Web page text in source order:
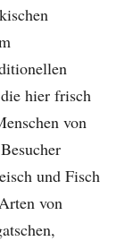
hier frisch
von
und Fisch
von